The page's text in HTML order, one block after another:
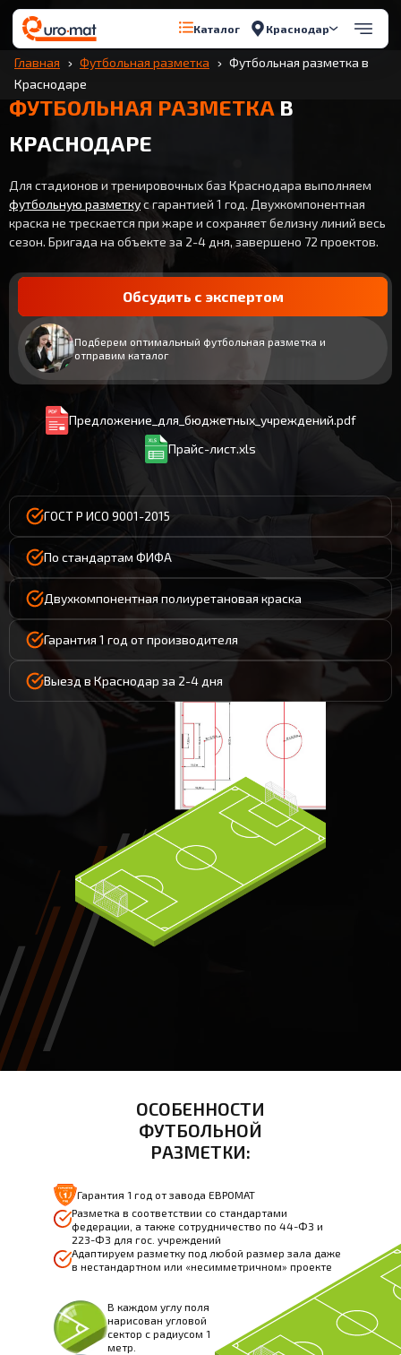
Каталог Краснодар
Главная Футбольная разметка
Футбольная разметка в
Краснодаре
ФУТБОЛЬНАЯ РАЗМЕТКА В
КРАСНОДАРЕ
Для стадионов и тренировочных баз Краснодара выполняем
футбольную разметкус гарантией 1 год. Двухкомпонентная
краска не трескается при жаре и сохраняет белизну линий весь
сезон. Бригада на объекте за 2-4 дня, завершено 72 проектов.
Обсудить с экспертом
Подберем оптимальный футбольная разметка и
отправим каталог
Предложение_для_бюджетных_учреждений.pdf
Прайс-лист.xls
ГОСТ Р ИСО 9001-2015
По стандартам ФИФА
Двухкомпонентная полиуретановая краска
Гарантия 1 год от производителя
Выезд в Краснодар за 2-4 дня
ОСОБЕННОСТИ
ФУТБОЛЬНОЙ
РАЗМЕТКИ:
Разметка в соответствии со стандартами
федерации, а также сотрудничество по 44-ФЗ и
223-ФЗ для гос. учреждений
Гарантия 1 год от завода ЕВРОМАТ
Адаптируем разметку под любой размер зала даже
в нестандартном или «несимметричном» проекте
В каждом углу поля
нарисован угловой
сектор с радиусом 1
метр.